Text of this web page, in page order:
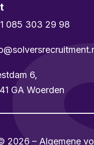
085 303 29 98
6,
GA Woerden
2026 – Algemene